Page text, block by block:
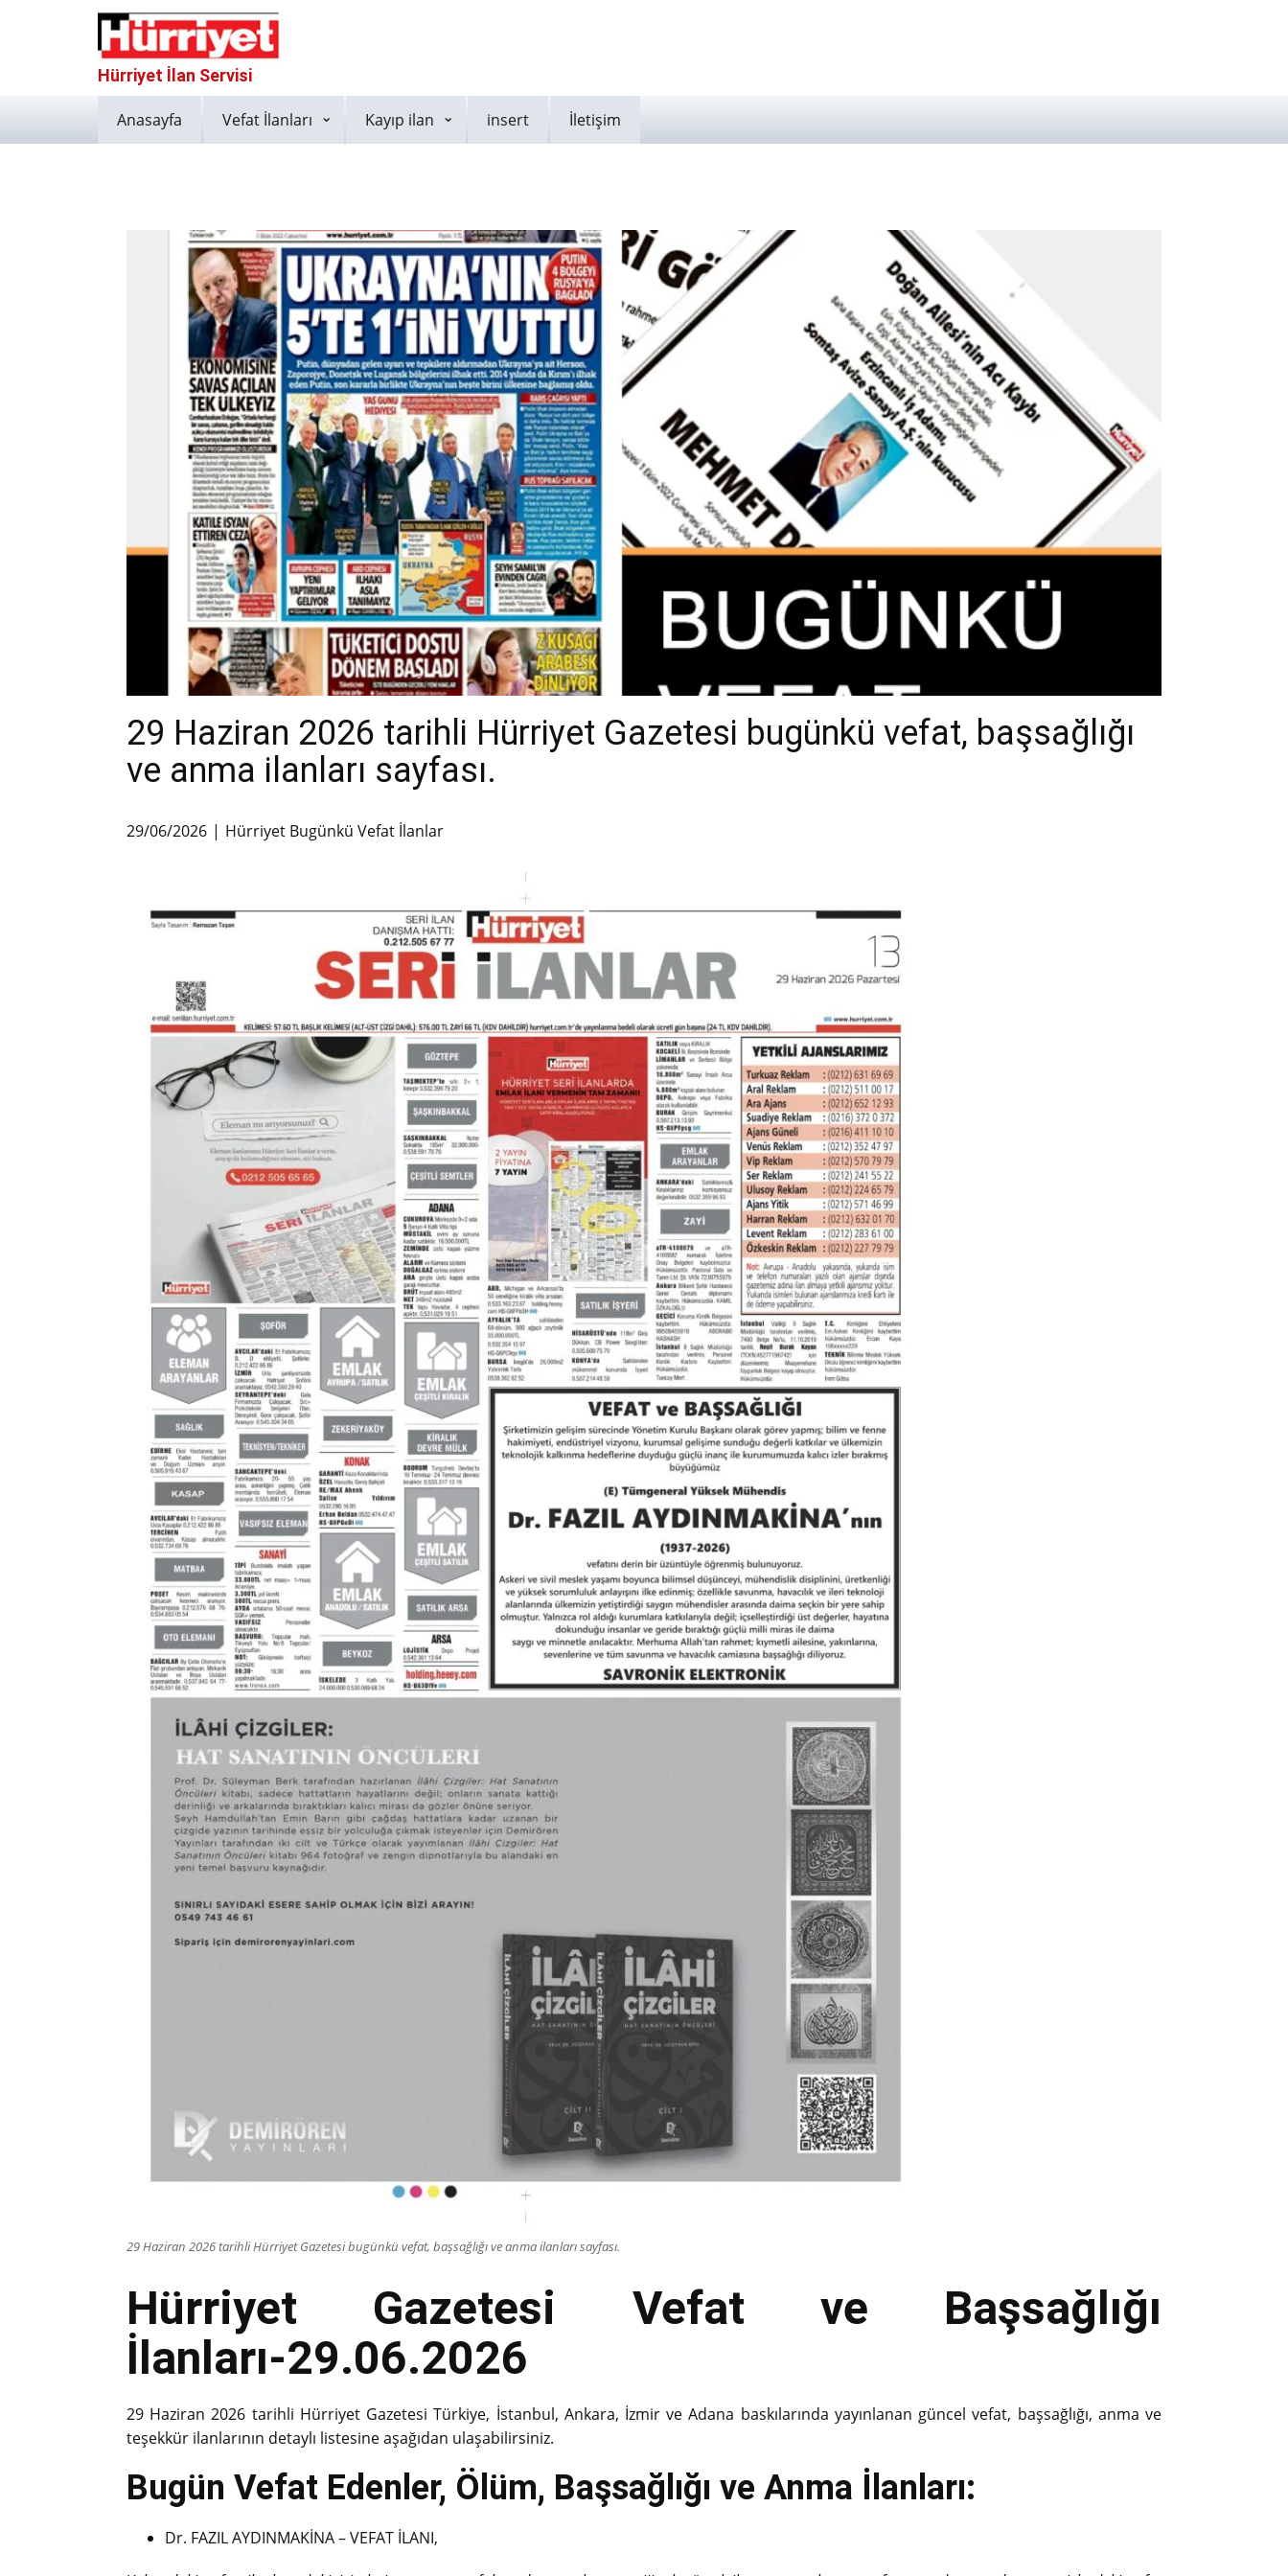
Hürriyet İlan Servisi
Anasayfa Vefat İlanları Kayıp ilan insert İletişim
29 Haziran 2026 tarihli Hürriyet Gazetesi bugünkü vefat, başsağlığı
ve anma ilanları sayfası.
29/06/2026 Hürriyet Bugünkü Vefat İlanlar
29 Haziran 2026 tarihli Hürriyet Gazetesi bugünkü vefat, başsağlığı ve anma ilanları sayfası.
Hürriyet Gazetesi Vefat ve Başsağlığı
İlanları-29.06.2026
29 Haziran 2026 tarihli Hürriyet Gazetesi Türkiye, İstanbul, Ankara, İzmir ve Adana baskılarında yayınlanan güncel vefat, başsağlığı, anma ve
teşekkür ilanlarının detaylı listesine aşağıdan ulaşabilirsiniz.
Bugün Vefat Edenler, Ölüm, Başsağlığı ve Anma İlanları:
Dr. FAZIL AYDINMAKİNA – VEFAT İLANI,